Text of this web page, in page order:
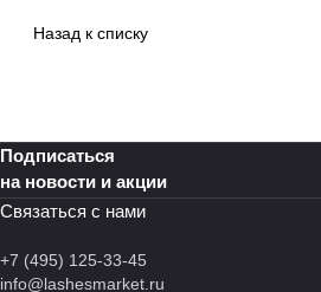
Назад к списку
Подписаться
на новости и акции
Связаться с нами
+7 (495) 125-33-45
info@lashesmarket.ru